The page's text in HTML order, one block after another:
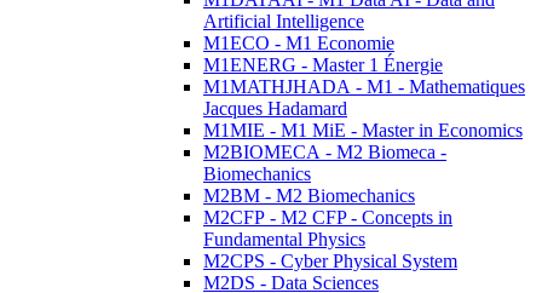
Artificial Intelligence
M1ECO - M1 Economie
M1ENERG - Master 1 Énergie
M1MATHJHADA - M1 - Mathematiques
Jacques Hadamard
M1MIE - M1 MiE - Master in Economics
M2BIOMECA - M2 Biomeca -
Biomechanics
M2BM - M2 Biomechanics
M2CFP - M2 CFP - Concepts in
Fundamental Physics
M2CPS - Cyber Physical System
M2DS - Data Sciences